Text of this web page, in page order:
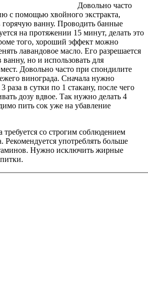
Довольно часто
с помощью хвойного экстракта,
ванну. Проводить банные
на протяжении 15 минут, делать это
того, хороший эффект можно
лавандовое масло. Его разрешается
ванну, но и использовать для
Довольно часто при спондилите
винограда. Сначала нужно
раза в сутки по 1 стакану, после чего
дозу вдвое. Так нужно делать 4
пить сок уже на убавление
требуется со строгим соблюдением
Рекомендуется употреблять больше
Нужно исключить жирные